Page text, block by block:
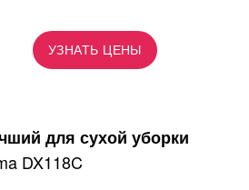
УЗНАТЬ ЦЕНЫ
для сухой уборки
DX118C